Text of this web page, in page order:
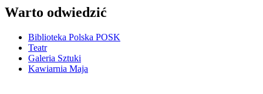
Warto odwiedzić
Biblioteka Polska POSK
Teatr
Galeria Sztuki
Kawiarnia Maja